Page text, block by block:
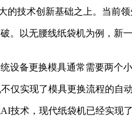
的技术创新基础之上。当前
。以无腰线纸袋机为例，
设备更换模具通常需要两个
仅实现了模具更换流程的自
技术，现代纸袋机已经实现